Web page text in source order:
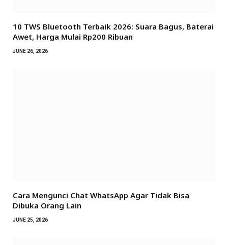
10 TWS Bluetooth Terbaik 2026: Suara Bagus, Baterai
Awet, Harga Mulai Rp200 Ribuan
JUNE 26, 2026
Cara Mengunci Chat WhatsApp Agar Tidak Bisa
Dibuka Orang Lain
JUNE 25, 2026